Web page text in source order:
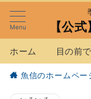
Menu 【公
ホーム 目の前
魚信のホームペー